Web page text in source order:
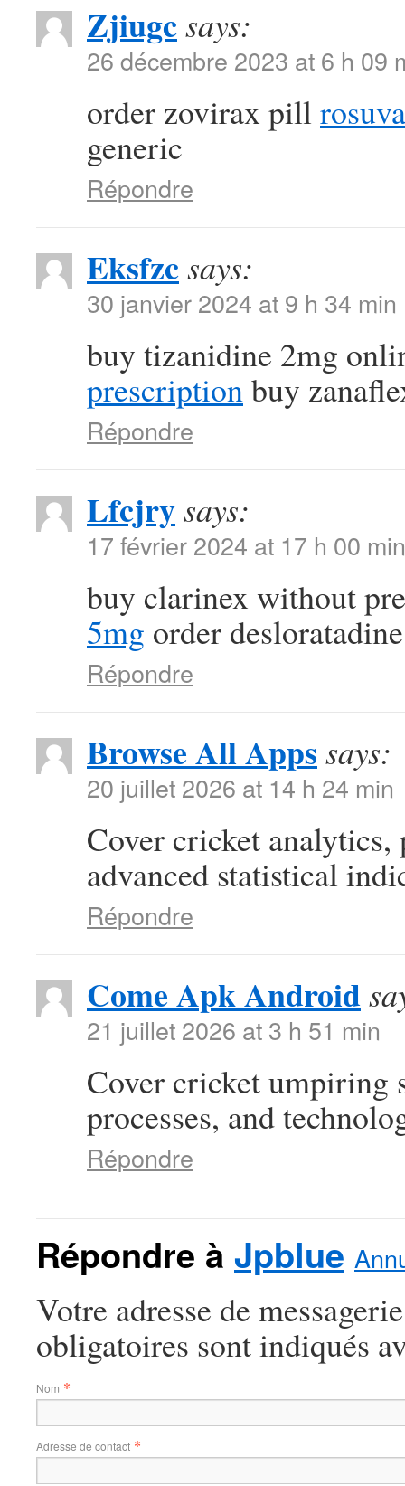
Zjiugcsays:
26 décembre 2023 at 6 h 09
order zovirax pill
generic
Répondre
Eksfzcsays:
30 janvier 2024 at 9 h 34 min
buy tizanidine 2mg
prescriptionbuy
Répondre
Lfcjrysays:
17 février 2024 at 17 h 00 min
buy clarinex without
5mg order desloratadine
Répondre
Browse All Apps says:
20 juillet 2026 at 14 h 24 min
Cover cricket
advanced statistical
Répondre
Come Apk Android
21 juillet 2026 at 3 h 51 min
Cover cricket umpiring
processes, and
Répondre
Répondre à Jpblue
Votre adresse de
obligatoires sont indiqués
Nom *
Adresse de contact *